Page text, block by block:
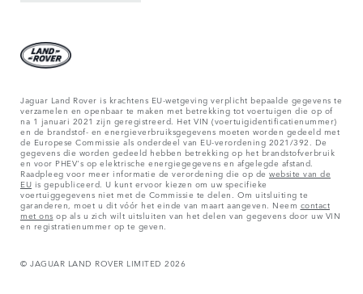
Jaguar Land Rover is krachtens EU-wetgeving verplicht bepaalde gegevens te
verzamelen en openbaar te maken met betrekking tot voertuigen die op of
na 1 januari 2021 zijn geregistreerd. Het VIN (voertuigidentificatienummer)
en de brandstof- en energieverbruiksgegevens moeten worden gedeeld met
de Europese Commissie als onderdeel van EU-verordening 2021/392. De
gegevens die worden gedeeld hebben betrekking op het brandstofverbruik
en voor PHEV's op elektrische energiegegevens en afgelegde afstand.
Raadpleeg voor meer informatie de verordening die op dewebsite van de
EU is gepubliceerd. U kunt ervoor kiezen om uw specifieke
voertuiggegevens niet met de Commissie te delen. Om uitsluiting te
garanderen, moet u dit vóór het einde van maart aangeven. Neem contact
met ons op als u zich wilt uitsluiten van het delen van gegevens door uw VIN
en registratienummer op te geven.
© JAGUAR LAND ROVER LIMITED 2026